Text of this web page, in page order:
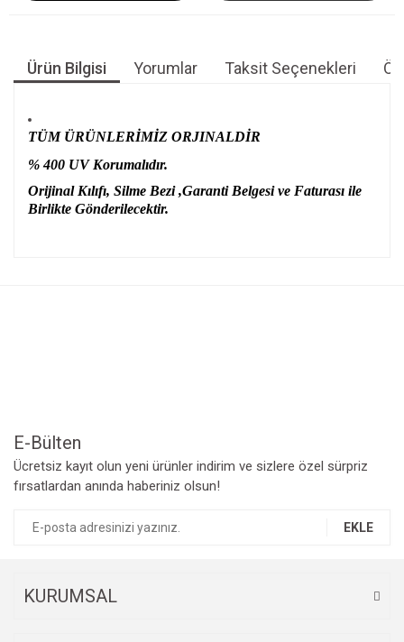
Ürün Bilgisi Yorumlar Taksit Seçenekleri
TÜM ÜRÜNLERİMİZ ORJINALDİR
% 400 UV Korumalıdır.
Orijinal Kılıfı, Silme Bezi ,Garanti Belgesi ve Faturası ile
Birlikte Gönderilecektir.
E-Bülten
Ücretsiz kayıt olun yeni ürünler indirim ve sizlere özel sürpriz
fırsatlardan anında haberiniz olsun!
EKLE
KURUMSAL